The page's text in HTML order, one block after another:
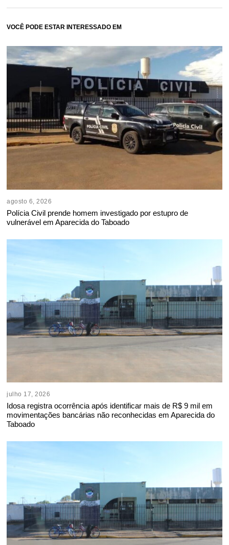
VOCÊ PODE ESTAR INTERESSADO EM
agosto 6, 2026
Polícia Civil prende homem investigado por estupro de
vulnerável em Aparecida do Taboado
julho 17, 2026
Idosa registra ocorrência após identificar mais de R$ 9 mil em
movimentações bancárias não reconhecidas em Aparecida do
Taboado